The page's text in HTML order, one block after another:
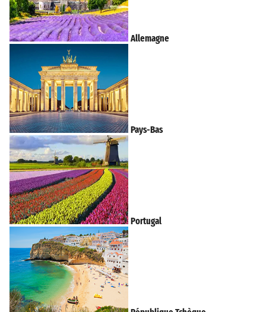
Allemagne
Pays-Bas
Portugal